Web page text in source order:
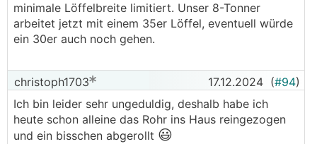
minimale Löffelbreite limitiert. Unser 8-Tonner
arbeitet jetzt mit einem 35er Löffel, eventuell würde
ein 30er auch noch gehen.
christoph1703 17.12.2024 (#94)
Ich bin leider sehr ungeduldig, deshalb habe ich
heute schon alleine das Rohr ins Haus reingezogen
und ein bisschen abgerollt 😃